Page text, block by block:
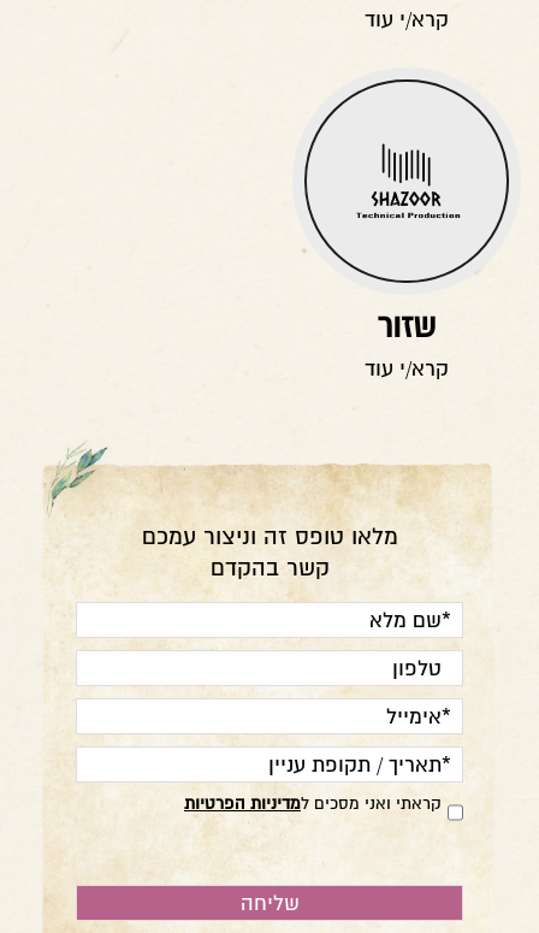
מלאו טופס זה וניצור עמכם
קשר בהקדם
אנא
מלאו
את
טופס
-
קראתי ואני מסכים למדיניות הפרטיות
קרא/י עוד
שזור
קרא/י עוד